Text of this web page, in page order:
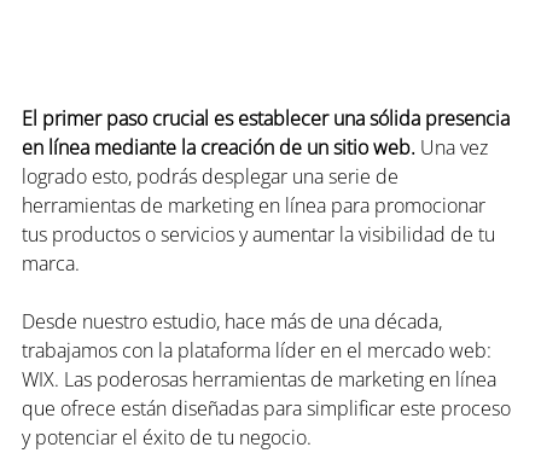
El primer paso crucial es establecer una sólida presencia
en línea mediante la creación de un sitio web. Una vez
logrado esto, podrás desplegar una serie de
herramientas de marketing en línea para promocionar
tus productos o servicios y aumentar la visibilidad de tu
marca.
Desde nuestro estudio, hace más de una década,
trabajamos con la plataforma líder en el mercado web:
WIX. Las poderosas herramientas de marketing en línea
que ofrece están diseñadas para simplificar este proceso
y potenciar el éxito de tu negocio.